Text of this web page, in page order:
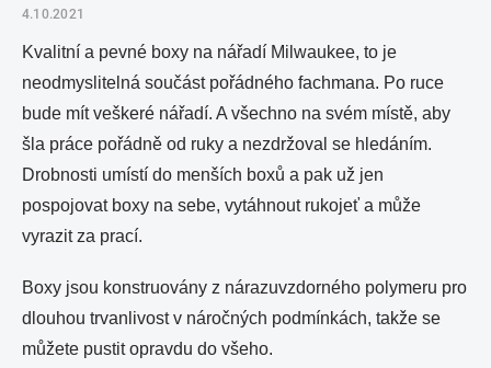
4.10.2021
Kvalitní a pevné boxy na nářadí Milwaukee, to je
neodmyslitelná součást pořádného fachmana. Po ruce
bude mít veškeré nářadí. A všechno na svém místě, aby
šla práce pořádně od ruky a nezdržoval se hledáním.
Drobnosti umístí do menších boxů a pak už jen
pospojovat boxy na sebe, vytáhnout rukojeť a může
vyrazit za prací.
Boxy jsou konstruovány z nárazuvzdorného polymeru pro
dlouhou trvanlivost v náročných podmínkách, takže se
můžete pustit opravdu do všeho.